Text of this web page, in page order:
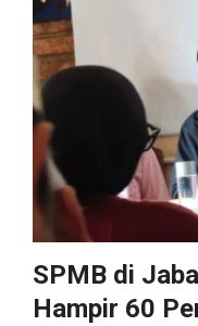
SPMB di
Hampir 60